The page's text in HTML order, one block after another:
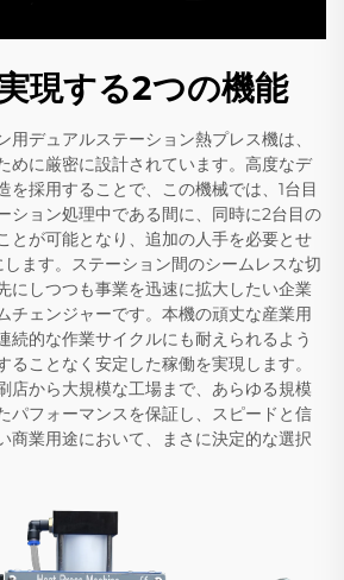
現する2つの機能
用デュアルステーション熱プレス機は、
めに厳密に設計されています。高度なデ
を採用することで、この機械では、1台目
ション処理中である間に、同時に2台目の
とが可能となり、追加の人手を必要とせ
ます。ステーション間のシームレスな切
にしつつも事業を迅速に拡大したい企業
チェンジャーです。本機の頑丈な産業用
続的な作業サイクルにも耐えられるよう
ることなく安定した稼働を実現します。
店から大規模な工場まで、あらゆる規模
パフォーマンスを保証し、スピードと信
商業用途において、まさに決定的な選択